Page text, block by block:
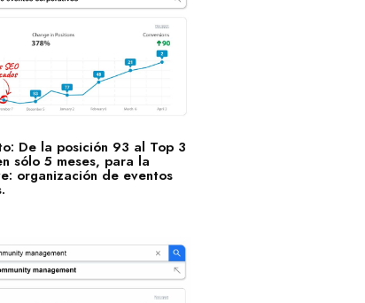
De la posición 93 al Top 3
sólo 5 meses, para la
organización de eventos